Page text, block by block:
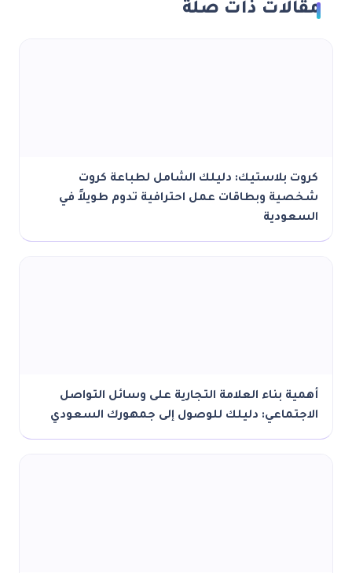
مقالات ذات صلة
كروت بلاستيك: دليلك الشامل لطباعة كروت
شخصية وبطاقات عمل احترافية تدوم طويلاً في
السعودية
أهمية بناء العلامة التجارية على وسائل التواصل
الاجتماعي: دليلك للوصول إلى جمهورك السعودي